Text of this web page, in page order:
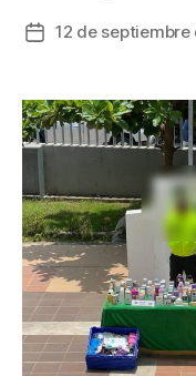
Fecha
entrada
12 de septiembre